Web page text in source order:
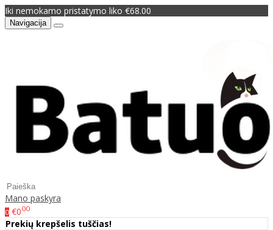
Iki nemokamo pristatymo liko €68.00
Navigacija
Mano paskyra
0 €000
Prekių krepšelis tuščias!